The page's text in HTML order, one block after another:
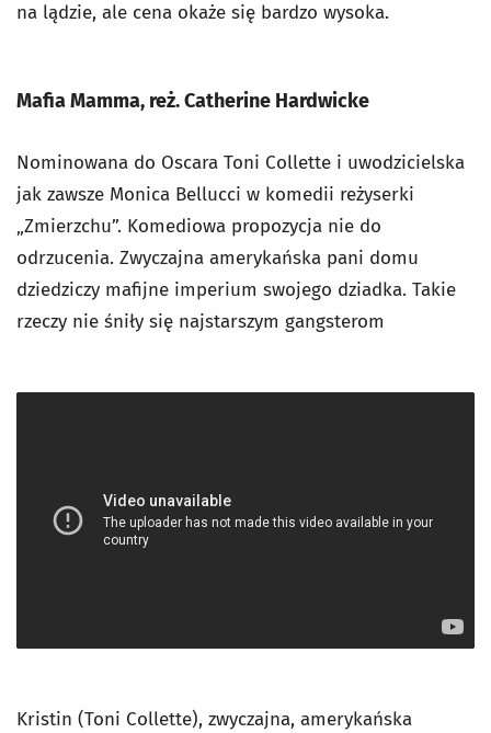
na lądzie, ale cena okaże się bardzo wysoka.
Mafia Mamma, reż. Catherine Hardwicke
Nominowana do Oscara Toni Collette i uwodzicielska
jak zawsze Monica Bellucci w komedii reżyserki
„Zmierzchu”. Komediowa propozycja nie do
odrzucenia. Zwyczajna amerykańska pani domu
dziedziczy mafijne imperium swojego dziadka. Takie
rzeczy nie śniły się najstarszym gangsterom
Kristin (Toni Collette), zwyczajna, amerykańska